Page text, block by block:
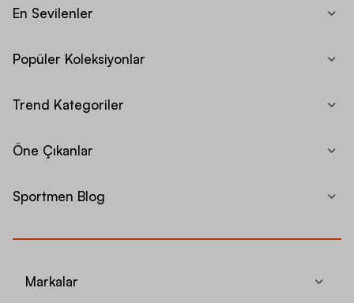
En Sevilenler
Popüler Koleksiyonlar
Trend Kategoriler
Öne Çıkanlar
Sportmen Blog
Markalar